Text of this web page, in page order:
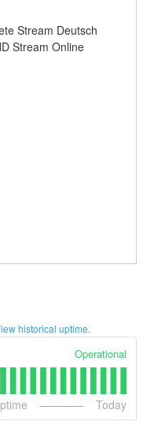
Stream Deutsch
Stream Online
historical uptime.
Operational
Today